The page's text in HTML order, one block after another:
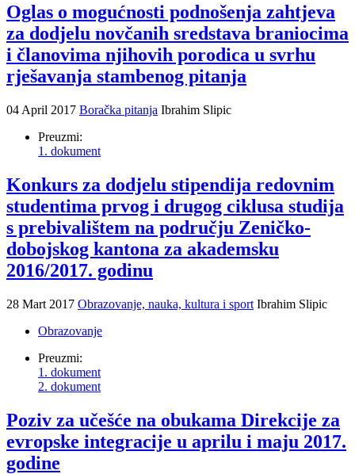
Oglas o mogućnosti podnošenja zahtjeva
za dodjelu novčanih sredstava braniocima
i članovima njihovih porodica u svrhu
rješavanja stambenog pitanja
04 April 2017 Boračka pitanja Ibrahim Slipic
Preuzmi:
1. dokument
Konkurs za dodjelu stipendija redovnim
studentima prvog i drugog ciklusa studija
s prebivalištem na području Zeničko-
dobojskog kantona za akademsku
2016/2017. godinu
28 Mart 2017 Obrazovanje, nauka, kultura i sport Ibrahim Slipic
Obrazovanje
Preuzmi:
1. dokument
2. dokument
Poziv za učešće na obukama Direkcije za
evropske integracije u aprilu i maju 2017.
godine